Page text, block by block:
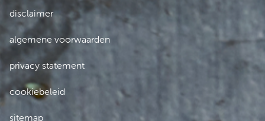
disclaimer
algemene voorwaarden
privacy statement
cookiebeleid
sitemap